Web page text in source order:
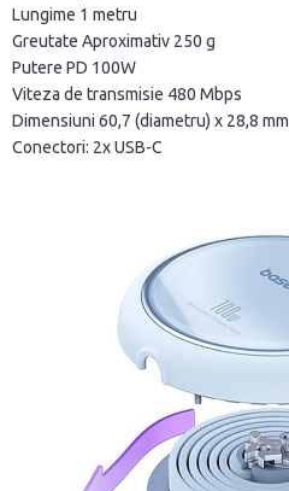
Lungime 1 metru
Greutate Aproximativ 250 g
Putere PD 100W
Viteza de transmisie 480 Mbps
Dimensiuni 60,7 (diametru) x 28,8 mm
Conectori: 2x USB-C